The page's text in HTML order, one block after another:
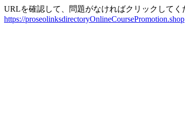
URLを確認して、問題がなければクリックしてく
https://proseolinksdirectoryOnlineCoursePromotion.shop